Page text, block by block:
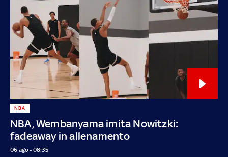
NBA, Wembanyama imita Nowitzki:
fadeaway in allenamento
NBA
06 ago - 08:35